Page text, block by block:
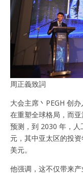
周正義致詞
大会主席丶PEGH 创
在重塑全球格局，而
预测，到 2030 年，
元，其中亚太区的投
美元。
他强调，这不仅带来